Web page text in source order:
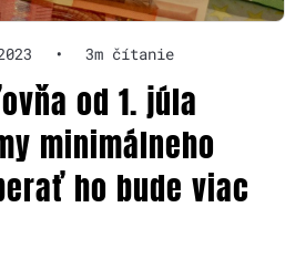
• 3m čítanie
od 1. júla
minimálneho
ho bude viac